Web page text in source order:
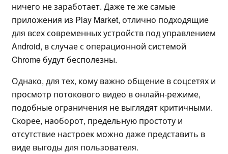
ничего не заработает. Даже те же самые
приложения из Play Market, отлично подходящие
для всех современных устройств под управлением
Android, в случае с операционной системой
Chrome будут бесполезны.
Однако, для тех, кому важно общение в соцсетях и
просмотр потокового видео в онлайн-режиме,
подобные ограничения не выглядят критичными.
Скорее, наоборот, предельную простоту и
отсутствие настроек можно даже представить в
виде выгоды для пользователя.